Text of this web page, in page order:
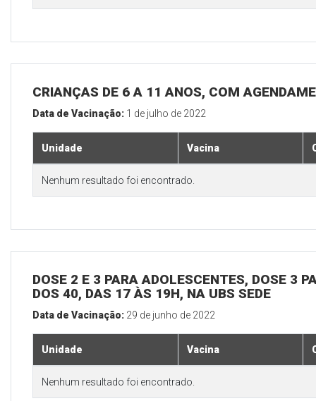
CRIANÇAS DE 6 A 11 ANOS, COM
Data de Vacinação: 1 de julho de 2022
Unidade Vacina
Nenhum resultado foi encontrado.
DOSE 2 E 3 PARA ADOLESCENTES, DOSE 3
DOS 40, DAS 17 ÀS 19H, NA UBS SEDE
Data de Vacinação: 29 de junho de 2022
Unidade Vacina
Nenhum resultado foi encontrado.